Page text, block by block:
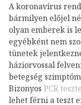
A koronavírus
bármilyen előjel
olyan emberek is
egyébként nem
tünetek
háziorvossal
betegség
Bizonyos PCR
lehet férni a teszt